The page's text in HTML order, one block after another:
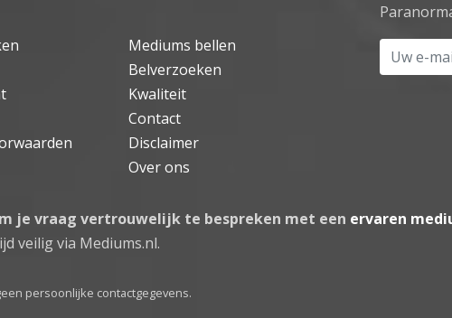
Mediums bellen
Belverzoeken
Kwaliteit
Contact
Disclaimer
Over ons
Uw e-
je vraag vertrouwelijk te bespreken met een ervaren
veilig via Mediums.nl.
persoonlijke contactgegevens.